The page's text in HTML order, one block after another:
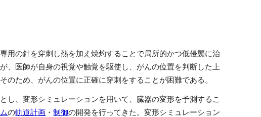
の針を穿刺し熱を加え焼灼することで局所的かつ低侵襲に治
、医師が自身の視覚や触覚を駆使し、がんの位置を判断した上
ため、がんの位置に正確に穿刺をすることが困難である。
、変形シミュレーションを用いて、臓器の変形を予測するこ
の軌道計画 ・制御の開発を行ってきた。変形シミュレーション